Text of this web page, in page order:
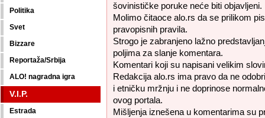
Politika
Svet
Bizzare
Reportaža/Srbija
ALO! nagradna igra
V.I.P.
Estrada
šovinističke poruke neće biti objavljeni.
Molimo čitaoce alo.rs da se prilikom
pravopisnih pravila.
Strogo je zabranjeno lažno
poljima za slanje komentara.
Komentari koji su napisani velikim
Redakcija alo.rs ima pravo da ne
i etničku mržnju i ne doprinose
ovog portala.
Mišljenja iznešena u komentarima su